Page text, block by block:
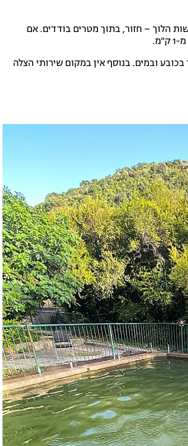
לעשות הלוך – חזור, בתוך מטרים בודדים. אם
ובמים. בנוסף אין במקום שירותי הצלה